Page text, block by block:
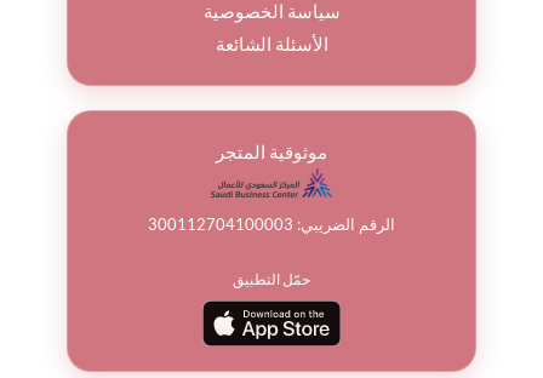
سياسة الخصوصية
الأسئلة الشائعة
موثوقية المتجر
الرقم الضريبي: 300112704100003
حمّل التطبيق